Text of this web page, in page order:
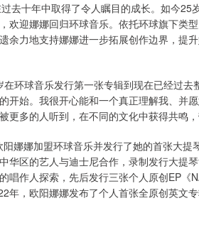
去十年中取得了令人瞩目的成长。如今
欢迎娜娜回归环球音乐。依托环球旗下类
余力地支持娜娜进一步拓展创作边界，提
在环球音乐发行第一张专辑到现在已经过
开始。我很开心能和一个真正理解我、并
更多的人听到，在不同的文化中获得共鸣
娜娜加盟环球音乐并发行了她的首张大
华区的艺人与迪士尼合作，录制发行大提
唱作人探索，先后发行三张个人原创EP
年，欧阳娜娜发布了个人首张全原创英